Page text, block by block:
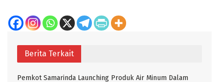
Berita Terkait
Pemkot Samarinda Launching Produk Air Minum Dalam